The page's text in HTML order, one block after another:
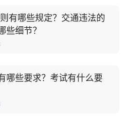
有哪些规定？交通违法的
些细节？
哪些要求？考试有什么要